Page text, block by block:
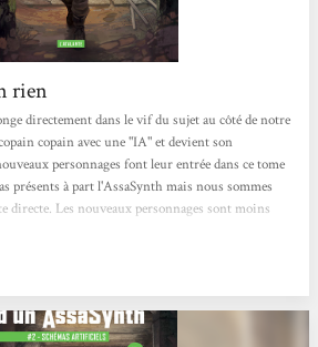
rien
directement dans le vif du sujet au côté de notre
copain avec une "IA" et devient son
personnages font leur entrée dans ce tome
présents à part l'AssaSynth mais nous sommes
directe. Les nouveaux personnages sont moins
une histoire de terrorisme et de tentative de